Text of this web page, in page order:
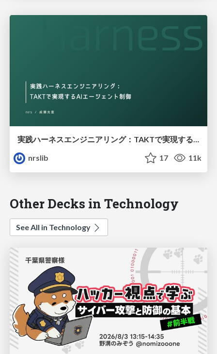
実践ハーネスエンジニアリング：TAKTで実現するAIエージェント制御 / Practical Harness Engineering: AI Agent Control Enabled by TAKT
nrslib
17 11k
Other Decks in Technology
See All in Technology